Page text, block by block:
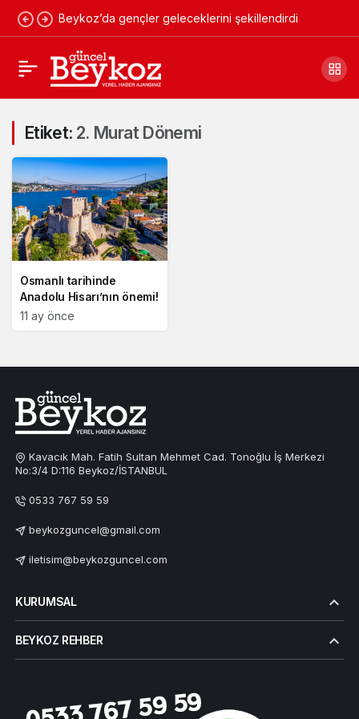
Beykoz’da gençler geleceklerini şekillendirdi
Etiket: 2. Murat Dönemi
Osmanlı tarihinde
Anadolu Hisarı’nın önemi!
11 ay önce
Kavacık Mah. Fatih Sultan Mehmet Cad. Tonoğlu İş Merkezi
No:3/4 D:116 Beykoz/İSTANBUL
0533 767 59 59
beykozguncel@gmail.com
iletisim@beykozguncel.com
KURUMSAL
BEYKOZ REHBER